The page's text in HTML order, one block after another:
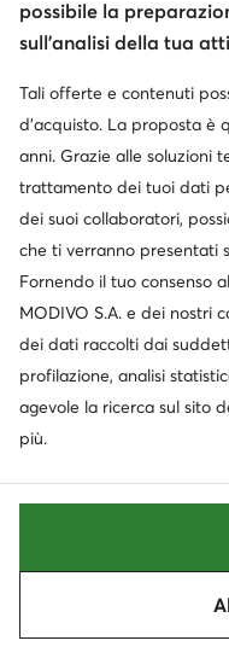
extra -35% Codice: SUMMER
Occasione
Juicy Couture
Sandali · Nero · 11.5 cm
Prezzo attuale
38,99€
Prezzo più basso42,99 €-9%
possibile la
sull’analisi della tua
Tali offerte e contenuti
d’acquisto. La proposta è
anni. Grazie alle soluzioni
trattamento dei tuoi dati
dei suoi collaboratori,
che ti verranno presentati
Fornendo il tuo consenso
MODIVO S.A. e dei nostri
dei dati raccolti dai
profilazione, analisi
agevole la ricerca sul sito
più.